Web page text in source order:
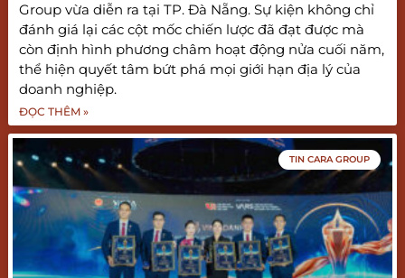
Group vừa diễn ra tại TP. Đà Nẵng. Sự kiện không chỉ
đánh giá lại các cột mốc chiến lược đã đạt được mà
còn định hình phương châm hoạt động nửa cuối năm,
thể hiện quyết tâm bứt phá mọi giới hạn địa lý của
doanh nghiệp.
ĐỌC THÊM »
TIN CARA GROUP